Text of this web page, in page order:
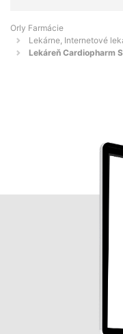
Orly Farmácie
Lekárne, Internetové
Lekáreň Cardiopharm